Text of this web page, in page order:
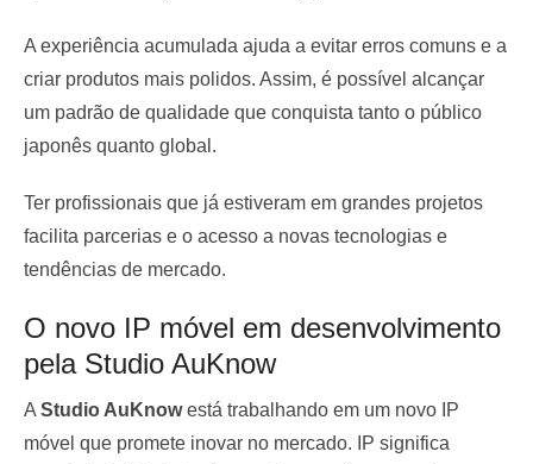
A experiência acumulada ajuda a evitar erros comuns e a
criar produtos mais polidos. Assim, é possível alcançar
um padrão de qualidade que conquista tanto o público
japonês quanto global.
Ter profissionais que já estiveram em grandes projetos
facilita parcerias e o acesso a novas tecnologias e
tendências de mercado.
O novo IP móvel em desenvolvimento
pela Studio AuKnow
A Studio AuKnowestá trabalhando em um novo IP
móvel que promete inovar no mercado. IP significa